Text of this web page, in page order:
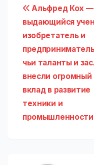
по
записям
Альфред Кох —
выдающийся
изобретатель и
чьи таланты и
внесли огромный
вклад в развитие
техники и
промышленности